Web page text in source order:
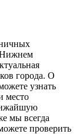
Нижнем
города. О
узнать
место
мы всегда
проверить